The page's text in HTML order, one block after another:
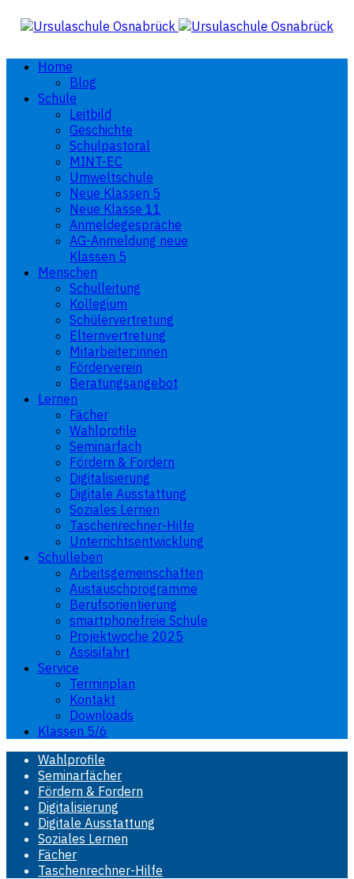
Home
Blog
Schule
Leitbild
Geschichte
Schulpastoral
MINT-EC
Umweltschule
Neue Klassen 5
Neue Klasse 11
Anmeldegespräche
AG-Anmeldung neue
Klassen 5
Menschen
Schulleitung
Kollegium
Schülervertretung
Elternvertretung
Mitarbeiter:innen
Förderverein
Beratungsangebot
Lernen
Fächer
Wahlprofile
Seminarfach
Fördern & Fordern
Digitalisierung
Digitale Ausstattung
Soziales Lernen
Taschenrechner-Hilfe
Unterrichtsentwicklung
Schulleben
Arbeitsgemeinschaften
Austauschprogramme
Berufsorientierung
smartphonefreie Schule
Projektwoche 2025
Assisifahrt
Service
Terminplan
Kontakt
Downloads
Klassen 5/6
Wahlprofile
Seminarfächer
Fördern & Fordern
Digitalisierung
Digitale Ausstattung
Soziales Lernen
Fächer
Taschenrechner-Hilfe